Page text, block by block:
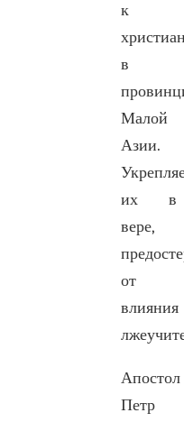
к
в
Малой
Азии.
их в
вере,
от
влияния
Апостол
Петр